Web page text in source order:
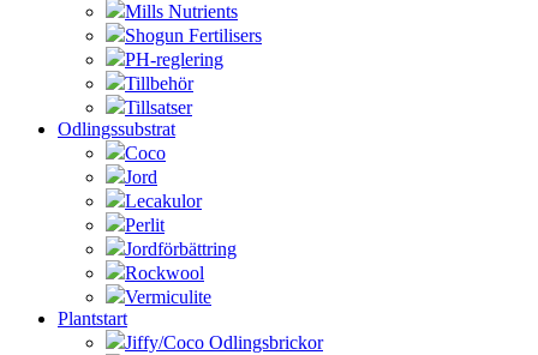
Mills Nutrients
Shogun Fertilisers
PH-reglering
Tillbehör
Tillsatser
Odlingssubstrat
Coco
Jord
Lecakulor
Perlit
Jordförbättring
Rockwool
Vermiculite
Plantstart
Jiffy/Coco Odlingsbrickor